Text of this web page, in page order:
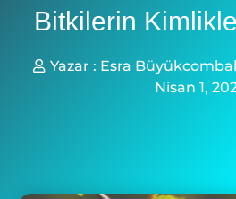
Bitkilerin
Yazar : Esra
Nisan 1,